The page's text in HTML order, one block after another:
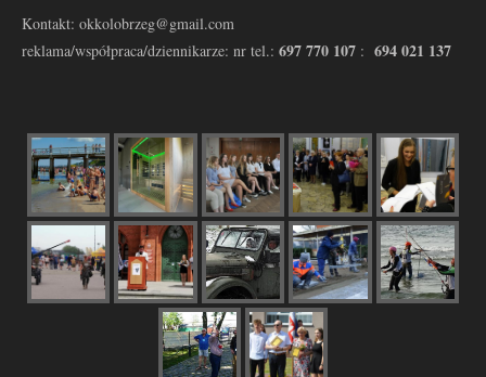
Kontakt: okkolobrzeg@gmail.com
reklama/współpraca/dziennikarze: nr tel.: 697 770 107 : 694 021 137